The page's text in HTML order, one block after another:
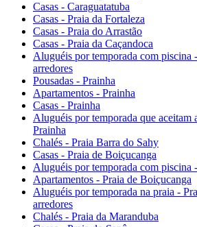
Casas - Caraguatatuba
Casas - Praia da Fortaleza
Casas - Praia do Arrastão
Casas - Praia da Caçandoca
Aluguéis por temporada com piscina
arredores
Pousadas - Prainha
Apartamentos - Prainha
Casas - Prainha
Aluguéis por temporada que aceitam
Prainha
Chalés - Praia Barra do Sahy
Casas - Praia de Boiçucanga
Aluguéis por temporada com piscina
Apartamentos - Praia de Boiçucanga
Aluguéis por temporada na praia -
arredores
Chalés - Praia da Maranduba